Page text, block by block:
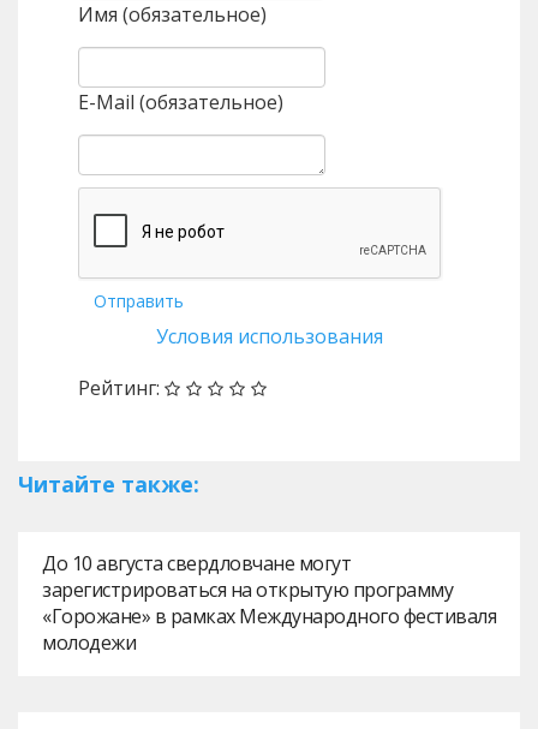
Имя (обязательное)
E-Mail (обязательное)
Отправить
Условия использования
Рейтинг:
Читайте также:
До 10 августа свердловчане могут
зарегистрироваться на открытую программу
«Горожане» в рамках Международного фестиваля
молодежи